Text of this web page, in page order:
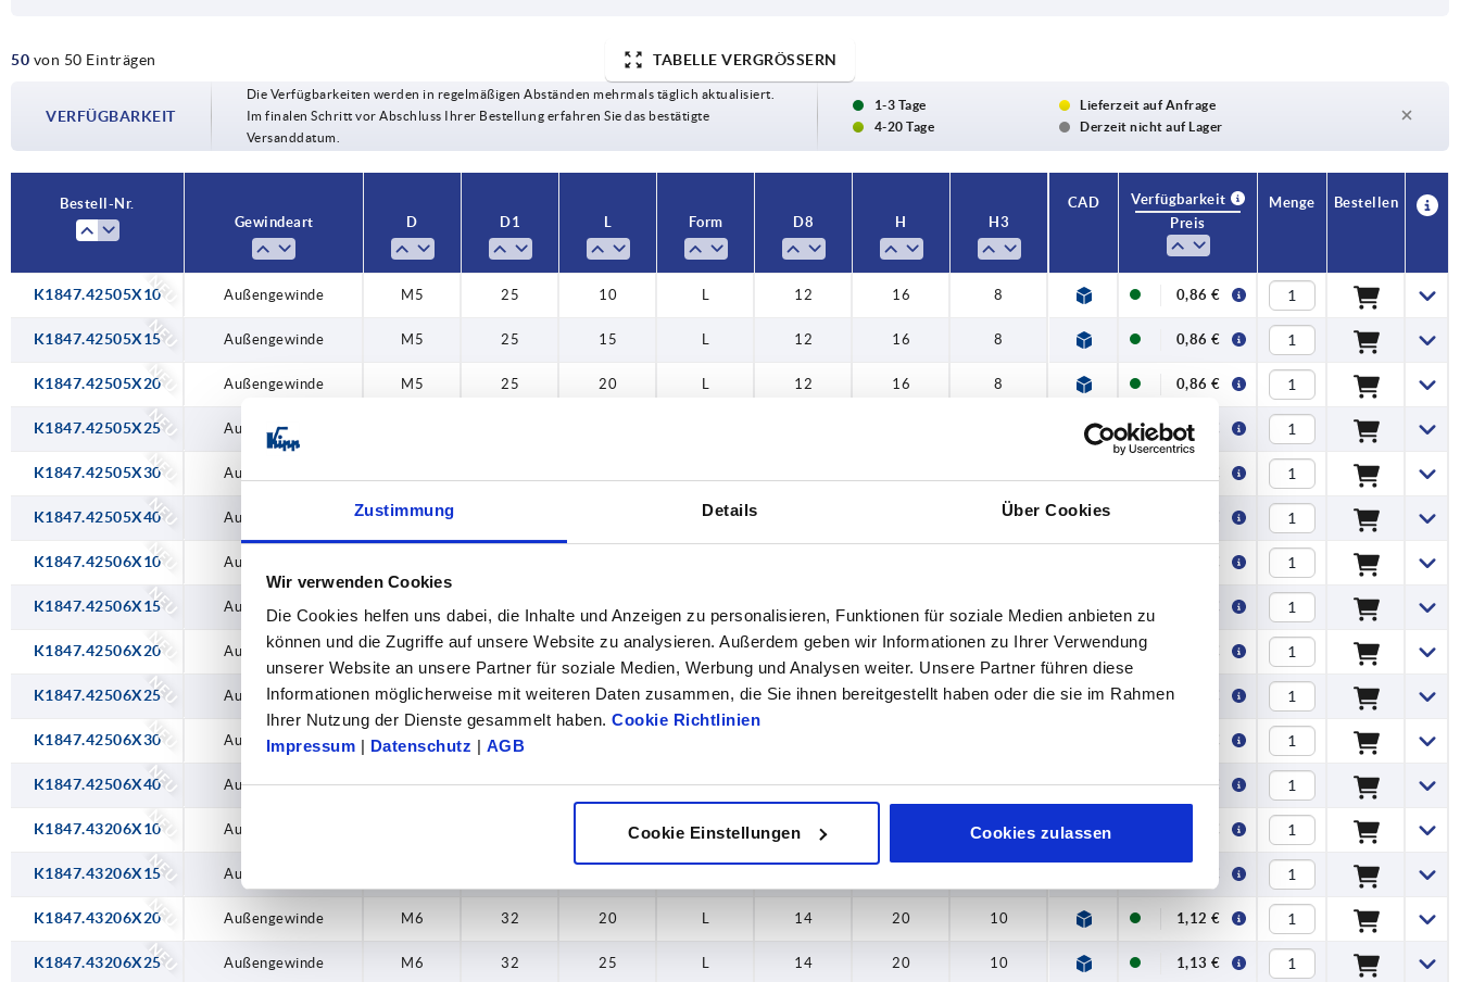
Zustimmung Details Über Cookies
Wir verwenden Cookies
Die Cookies helfen uns dabei, die Inhalte und Anzeigen zu personalisieren, Funktionen für soziale Medien anbieten zu
können und die Zugriffe auf unsere Website zu analysieren. Außerdem geben wir Informationen zu Ihrer Verwendung
unserer Website an unsere Partner für soziale Medien, Werbung und Analysen weiter. Unsere Partner führen diese
Informationen möglicherweise mit weiteren Daten zusammen, die Sie ihnen bereitgestellt haben oder die sie im Rahmen
Ihrer Nutzung der Dienste gesammelt haben. Cookie Richtlinien
Impressum | Datenschutz | AGB
Cookie Einstellungen Cookies zulassen
M8
M10
40
50
15
20
25
40
45
50 von 50 Einträgen TABELLE VERGRÖSSERN
VERFÜGBARKEIT
Die Verfügbarkeiten werden in regelmäßigen Abständen mehrmals täglich aktualisiert.
Im finalen Schritt vor Abschluss Ihrer Bestellung erfahren Sie das bestätigte
Versanddatum.
1-3 Tage
Lieferzeit auf Anfrage
4-20 Tage
Derzeit nicht auf Lager
Bestell-Nr.
Gewindeart
D D1 L Form D8 H H3
CAD
Verfügbarkeit
Preis
Menge Bestellen
NEU
K1847.42505X10 Außengewinde M5 25 10 L 12 16 8 0,86 €
NEU
K1847.42505X15 Außengewinde M5 25 15 L 12 16 8 0,86 €
NEU
K1847.42505X20 Außengewinde M5 25 20 L 12 16 8 0,86 €
NEU
K1847.42505X25 Außengewinde 0,87 €
NEU
K1847.42505X30 Außengewinde 0,88 €
NEU
K1847.42505X40 Außengewinde M5 L 8 0,89 €
NEU
K1847.42506X10 Außengewinde 0,86 €
NEU
K1847.42506X15 Außengewinde 25 15 0,86 €
NEU
K1847.42506X20 Außengewinde M6 25 20 L 12 16 8 0,86 €
NEU
K1847.42506X25 Außengewinde M6 25 25 L 12 16 8 0,87 €
NEU
K1847.42506X30 Außengewinde M6 25 0,88 €
NEU
K1847.42506X40 Außengewinde M6 25 40 L 12 16 8 0,89 €
NEU
K1847.43206X10 Außengewinde L 14 10 1,12 €
NEU
K1847.43206X15 Außengewinde 1,12 €
NEU
K1847.43206X20 Außengewinde M6 32 20 L 14 20 10 1,12 €
NEU
K1847.43206X25 Außengewinde M6 32 25 L 14 20 10 1,13 €